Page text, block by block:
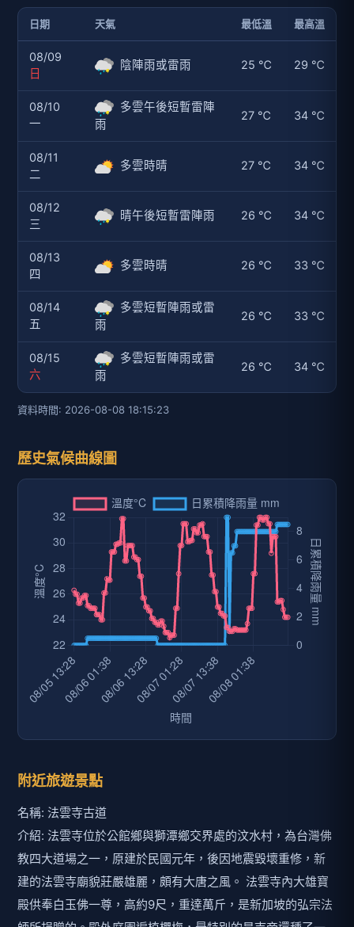
日期 天氣 最低溫 最高溫
08/09
日
陰陣雨或雷雨 25 ℃ 29 ℃
08/10
一
多雲午後短暫雷陣
雨
27 ℃ 34 ℃
08/11
二
多雲時晴 27 ℃ 34 ℃
08/12
三
晴午後短暫雷陣雨 26 ℃ 34 ℃
08/13
四
多雲時晴 26 ℃ 33 ℃
08/14
五
多雲短暫陣雨或雷
雨
26 ℃ 33 ℃
08/15
六
多雲短暫陣雨或雷
雨
26 ℃ 34 ℃
資料時間: 2026-08-08 18:15:23
歷史氣候曲線圖
附近旅遊景點
名稱: 法雲寺古道
介紹: 法雲寺位於公館鄉與獅潭鄉交界處的汶水村，為台灣佛
教四大道場之一，原建於民國元年，後因地震毀壞重修，新
建的法雲寺廟貌莊嚴雄麗，頗有大唐之風。 法雲寺內大雄寶
殿供奉白玉佛一尊，高約9尺，重達萬斤，是新加坡的弘宗法